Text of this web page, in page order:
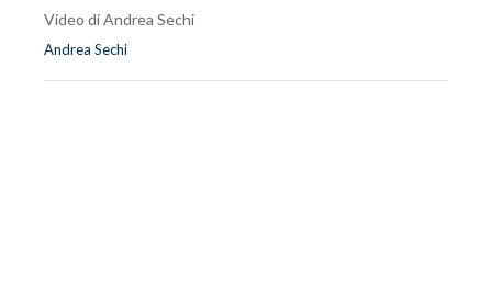
Video di Andrea Sechi
Andrea Sechi